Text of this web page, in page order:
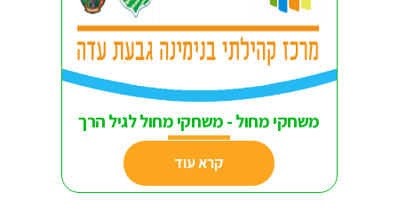
משחקי מחול - משחקי מחול לגיל הרך
קרא עוד